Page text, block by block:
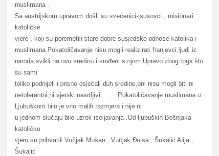
muslimana .
Sa austrijskom upravom došli su svećenici-isusovci , misionari
katoličke
vjere , koji su poremetili stare dobre susjedske odnose katolika i
muslimana.Pokatoličavanje nisu mogli realizirati franjevci,ljudi iz
naroda,svikli na ovu sredinu i srođeni s njom.Upravo zbog toga što
su sami
toliko podnijeli i prisno osjećali duh sredine,oni nisu mogli biti ni
netolerantni,ni vjerski nasrtljivi. Pokatoličavanje muslimana u
Ljubuškom bilo je vrlo malih razmjera i nije ni
u jednom slučaju bilo uzrok iseljavanja .Od ljubuških Bošnjaka
katoličku
vjeru su prihvatili Vučjak Mušan , Vučjak Đulsa , Šukalić Alija ,
Šukalić